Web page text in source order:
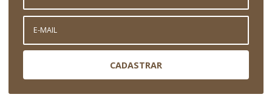
CADASTRAR